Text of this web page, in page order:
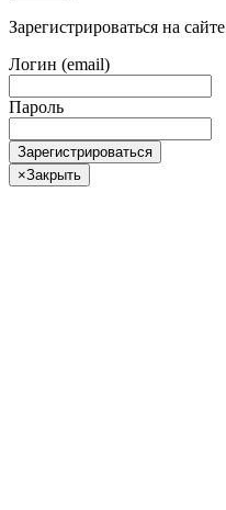
Зарегистрироваться на сайте
Логин (email)
Пароль
Зарегистрироваться
×Закрыть